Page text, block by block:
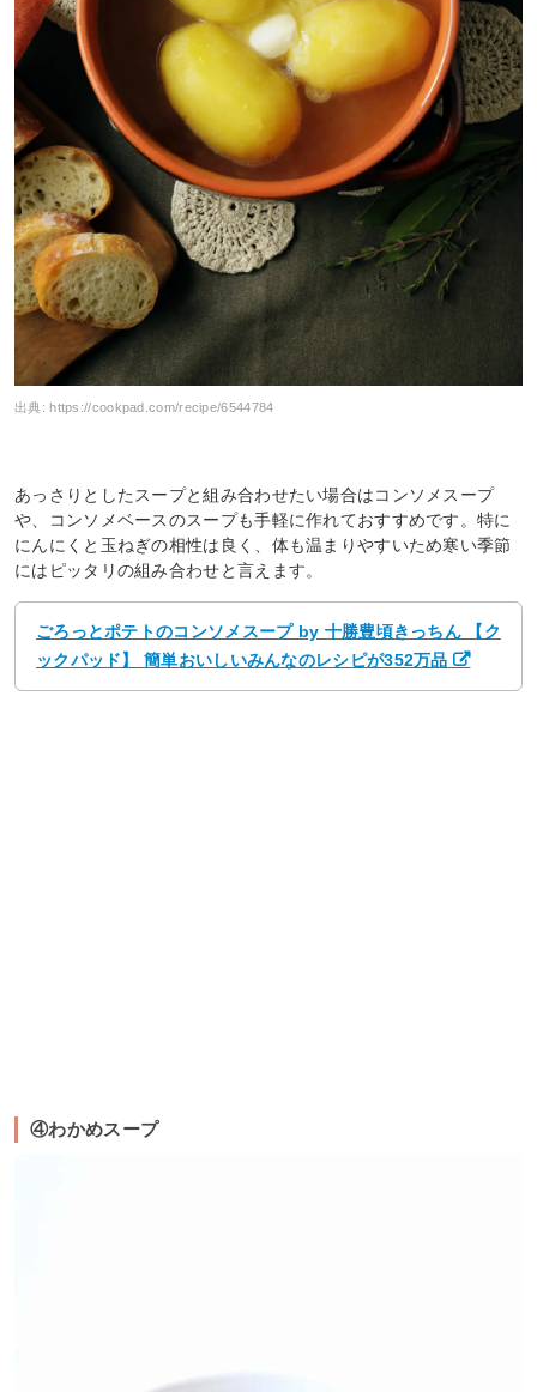
出典:https://cookpad.com/recipe/6544784
あっさりとしたスープと組み合わせたい場合はコンソメスープ
や、コンソメベースのスープも手軽に作れておすすめです。特に
にんにくと玉ねぎの相性は良く、体も温まりやすいため寒い季節
にはピッタリの組み合わせと言えます。
ごろっとポテトのコンソメスープ by 十勝豊頃きっちん 【ク
ックパッド】 簡単おいしいみんなのレシピが352万品
④わかめスープ